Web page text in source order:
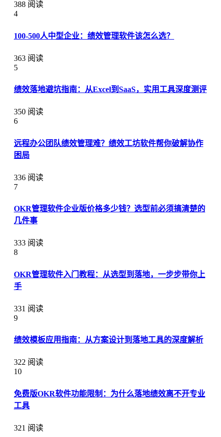
388 阅读
4
100-500人中型企业：绩效管理软件该怎么选？
363 阅读
5
绩效落地避坑指南：从Excel到SaaS，实用工具深度测评
350 阅读
6
远程办公团队绩效管理难？绩效工坊软件帮你破解协作
困局
336 阅读
7
OKR管理软件企业版价格多少钱？选型前必须搞清楚的
几件事
333 阅读
8
OKR管理软件入门教程：从选型到落地，一步步带你上
手
331 阅读
9
绩效模板应用指南：从方案设计到落地工具的深度解析
322 阅读
10
免费版OKR软件功能限制：为什么落地绩效离不开专业
工具
321 阅读